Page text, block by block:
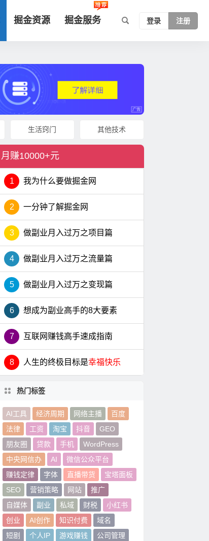
掘金资源 掘金服务 登录 注册
生活窍门 其他技术
月赚10000+元
1 我为什么要做掘金网
2 一分钟了解掘金网
3 做副业月入过万之项目篇
4 做副业月入过万之流量篇
5 做副业月入过万之变现篇
6 想成为副业高手的8大要素
7 互联网赚钱高手速成指南
8 人生的终极目标是幸福快乐
热门标签
AI工具 经济周期 网络主播
百度
法律
工资 淘宝 抖音
GEO
朋友圈
贷款 手机
WordPress
中央网信办
AI
微信公众平台
赚钱定律
字体 直播带货
宝塔面板
SEO
营销策略 网站
推广
自媒体
副业 私域 财税
小红书
创业
AI创作 知识付费
域名
短剧
个人IP 游戏赚钱
公司管理